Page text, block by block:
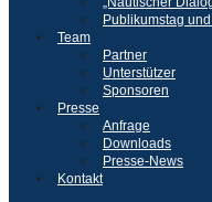
Publikumstag
Team
Partner
Unterstützer
Sponsoren
Presse
Anfrage
Downloads
Presse-News
Kontakt